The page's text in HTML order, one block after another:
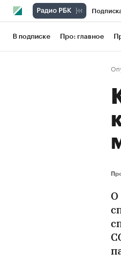
Школа
Рынок
В подписке Про: главное
О